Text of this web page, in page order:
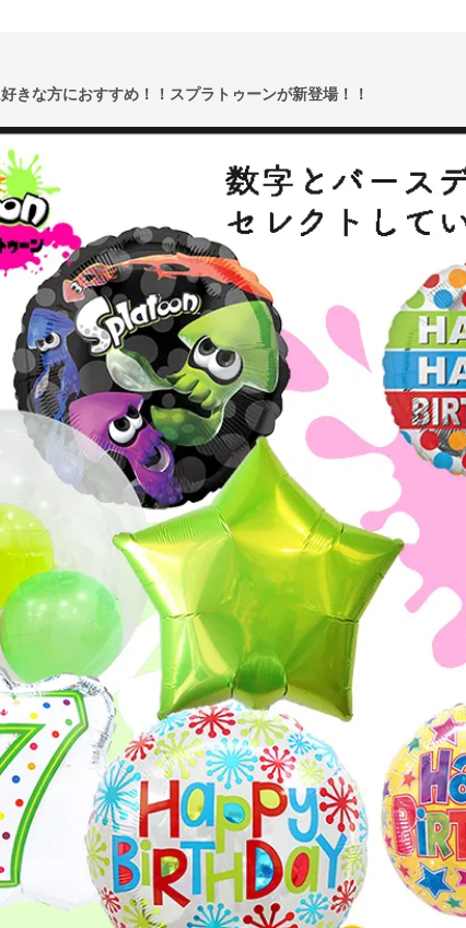
きな方におすすめ！！スプラトゥーンが新登場！！